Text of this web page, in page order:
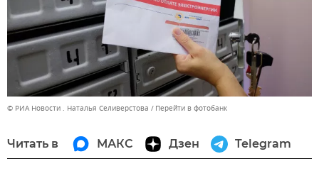
© РИА Новости . Наталья Селиверстова Перейти в фотобанк
Читать в МАКС Дзен Telegram